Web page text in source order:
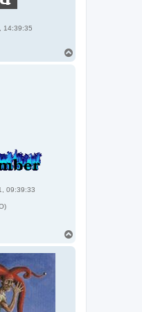
14:39:35
09:39:33